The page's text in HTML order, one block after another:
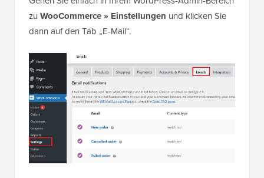
zu WooCommerce » Einstellungen und klicken Sie
dann auf den Tab „E-Mail“.